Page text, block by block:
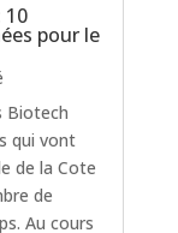
10
pour le
Biotech
qui vont
de la Cote
de
Au cours